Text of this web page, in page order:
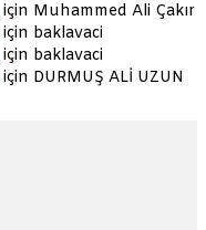
için Muhammed Ali Çakır
için baklavaci
için baklavaci
için DURMUŞ ALİ UZUN